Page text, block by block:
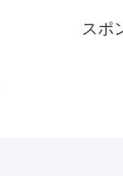
スポ